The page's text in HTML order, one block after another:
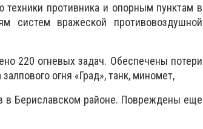
противника и опорным пунктам в
систем вражеской противовоздушной
220 огневых задач. Обеспечены потери
огня «Град», танк, миномет,
в Бериславском районе. Повреждены еще